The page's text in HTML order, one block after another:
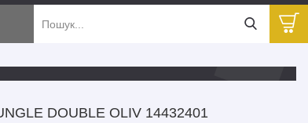
DOUBLE OLIV 14432401